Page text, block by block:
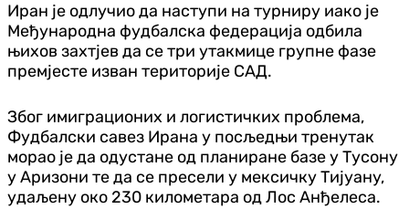
Иран је одлучио да наступи на турниру иако је
Међународна фудбалска федерација одбила
њихов захтјев да се три утакмице групне фазе
премјесте изван територије САД.
Због имиграционих и логистичких проблема,
Фудбалски савез Ирана у посљедњи тренутак
морао је да одустане од планиране базе у Тусону
у Аризони те да се пресели у мексичку Тијуану,
удаљену око 230 километара од Лос Анђелеса.